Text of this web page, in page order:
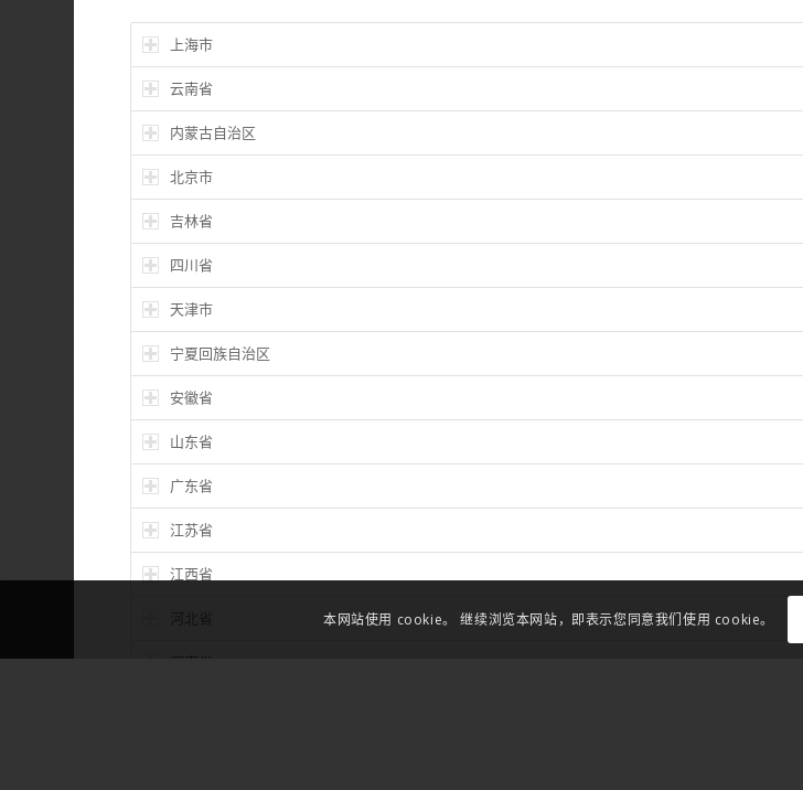
上海市
云南省
内蒙古自治区
北京市
吉林省
四川省
天津市
宁夏回族自治区
安徽省
山东省
广东省
江苏省
江西省
河南省
本网站使用 cookie。 继续浏览本网站，即表示您同意我们使用 cookie。